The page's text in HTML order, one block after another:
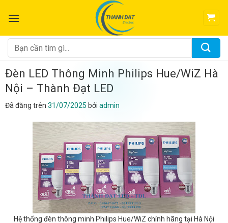
đến
dung
Tìm
kiếm:
Đèn LED Thông Minh Philips Hue/WiZ Hà
Nội – Thành Đạt LED
Đã đăng trên 31/07/2025 bởi admin
Hệ thống đèn thông minh Philips Hue/WiZ chính hãng tại Hà Nội